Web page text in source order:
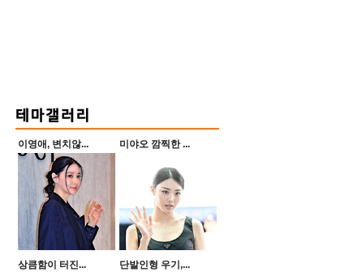
이영애, 변치않... 미야오 깜찍한 ...
상큼함이 터진... 단발인형 우기,...